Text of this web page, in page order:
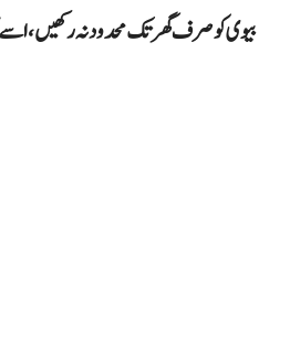
بیوی کو صرف گھر تک محدود نہ رکھیں،